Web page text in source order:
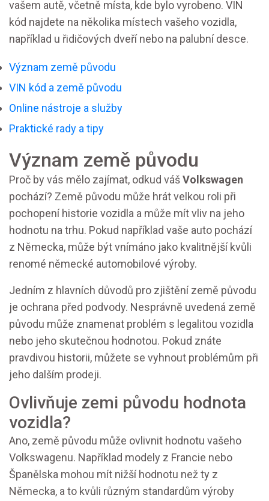
vašem autě, včetně místa, kde bylo vyrobeno. VIN
kód najdete na několika místech vašeho vozidla,
například u řidičových dveří nebo na palubní desce.
Význam země původu
VIN kód a země původu
Online nástroje a služby
Praktické rady a tipy
Význam země původu
Proč by vás mělo zajímat, odkud vášVolkswagen
pochází? Země původu může hrát velkou roli při
pochopení historie vozidla a může mít vliv na jeho
hodnotu na trhu. Pokud například vaše auto pochází
z Německa, může být vnímáno jako kvalitnější kvůli
renomé německé automobilové výroby.
Jedním z hlavních důvodů pro zjištění země původu
je ochrana před podvody. Nesprávně uvedená země
původu může znamenat problém s legalitou vozidla
nebo jeho skutečnou hodnotou. Pokud znáte
pravdivou historii, můžete se vyhnout problémům při
jeho dalším prodeji.
Ovlivňuje zemi původu hodnota
vozidla?
Ano, země původu může ovlivnit hodnotu vašeho
Volkswagenu. Například modely z Francie nebo
Španělska mohou mít nižší hodnotu než ty z
Německa, a to kvůli různým standardům výroby